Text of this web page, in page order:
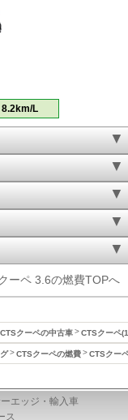
8.2km/L
ーペ 3.6の燃費TOPへ
CTSクーペの中古車 CTSクーペ
CTSクーペの燃費 CTSクー
エッジ・輸入車
ス